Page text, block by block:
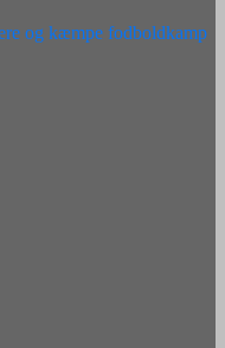
og kæmpe fodboldkamp